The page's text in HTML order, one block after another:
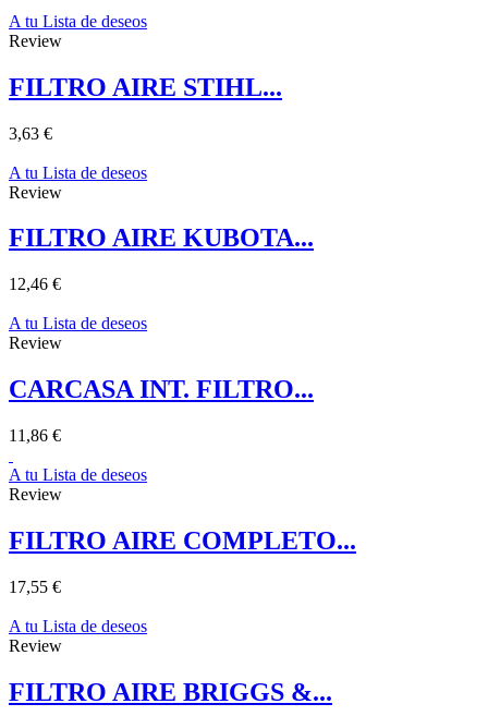
A tu Lista de deseos
Review
FILTRO AIRE STIHL...
3,63 €
A tu Lista de deseos
Review
FILTRO AIRE KUBOTA...
12,46 €
A tu Lista de deseos
Review
CARCASA INT. FILTRO...
11,86 €
A tu Lista de deseos
Review
FILTRO AIRE COMPLETO...
17,55 €
A tu Lista de deseos
Review
FILTRO AIRE BRIGGS &...